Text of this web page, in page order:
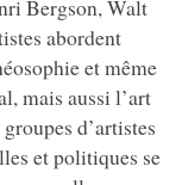
Bergson, Walt
abordent
et même
mais aussi l’art
d’artistes
et politiques se